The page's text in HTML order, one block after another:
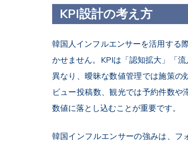
KPI設計の考え方
韓国人インフルエンサーを活用する
かせません。KPIは「認知拡大」「
異なり、曖昧な数値管理では施策の
ビュー投稿数、観光では予約件数
数値に落とし込むことが重要です。
韓国インフルエンサーの強みは、